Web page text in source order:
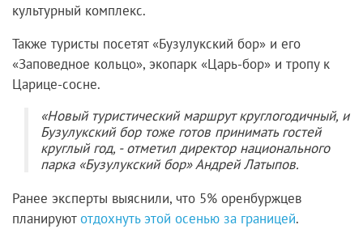
культурный комплекс.
Также туристы посетят «Бузулукский бор» и его
«Заповедное кольцо», экопарк «Царь-бор» и тропу к
Царице-сосне.
«Новый туристический маршрут круглогодичный, и
Бузулукский бор тоже готов принимать гостей
круглый год, - отметил директор национального
парка «Бузулукский бор» Андрей Латыпов.
Ранее эксперты выяснили, что 5% оренбуржцев
планируютотдохнуть этой осенью за границей.